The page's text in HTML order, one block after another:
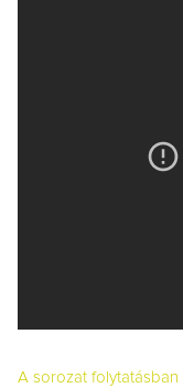
A sorozat